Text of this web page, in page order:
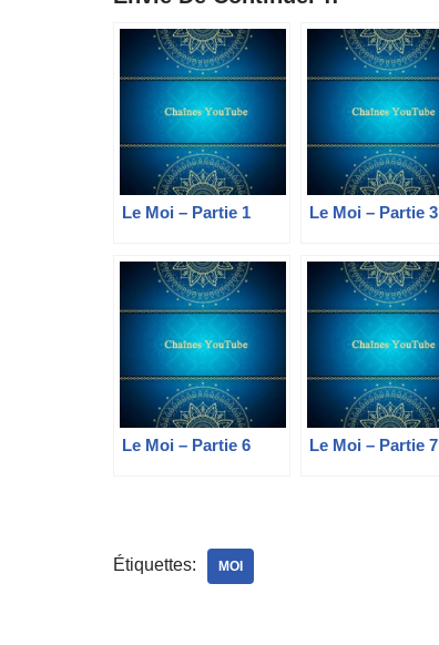
Le Moi – Partie 1 Le Moi – Partie 3
Le Moi – Partie 6 Le Moi – Partie 7
Étiquettes: MOI